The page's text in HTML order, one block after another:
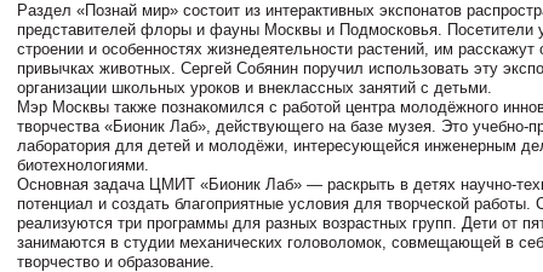
Раздел «Познай мир» состоит из интерактивных экспонатов
представителей флоры и фауны Москвы и Подмосковья. Посетители
строении и особенностях жизнедеятельности растений, им расскажут
привычках животных. Сергей Собянин поручил использовать эту
организации школьных уроков и внеклассных занятий с детьми.
Мэр Москвы также познакомился с работой центра молодёжного
творчества «Бионик Лаб», действующего на базе музея. Это учебно-
лаборатория для детей и молодёжи, интересующейся инженерным
биотехнологиями.
Основная задача ЦМИТ «Бионик Лаб» — раскрыть в детях научно-
потенциал и создать благоприятные условия для творческой работы.
реализуются три программы для разных возрастных групп. Дети от
занимаются в студии механических головоломок, совмещающей в
творчество и образование.